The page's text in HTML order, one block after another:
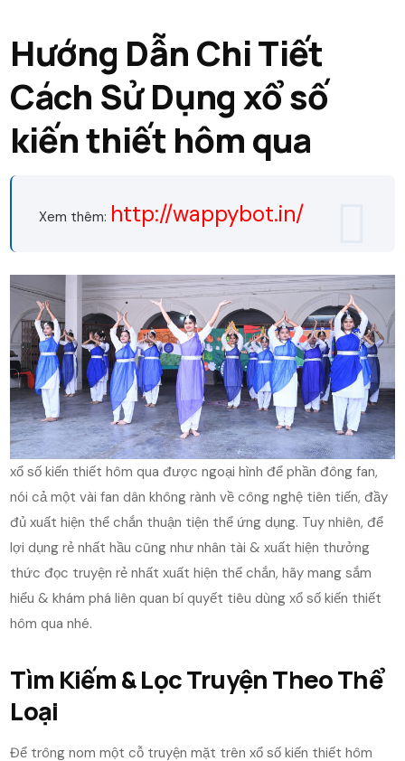
Hướng Dẫn Chi Tiết
Cách Sử Dụng xổ số
kiến thiết hôm qua
Xem thêm: http://wappybot.in/
xổ số kiến thiết hôm qua được ngoại hình để phần đông fan,
nói cả một vài fan dân không rành về công nghệ tiên tiến, đầy
đủ xuất hiện thể chắn thuận tiện thể ứng dụng. Tuy nhiên, để
lợi dụng rẻ nhất hầu cũng như nhân tài & xuất hiện thưởng
thức đọc truyện rẻ nhất xuất hiện thể chắn, hãy mang sắm
hiểu & khám phá liên quan bí quyết tiêu dùng xổ số kiến thiết
hôm qua nhé.
Tìm Kiếm & Lọc Truyện Theo Thể
Loại
Để trông nom một cỗ truyện mặt trên xổ số kiến thiết hôm